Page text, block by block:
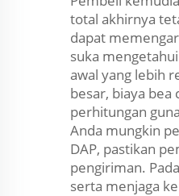
total akhirnya
dapat
suka
awal yang lebih
besar, biaya
perhitungan
Anda mungkin
DAP, pastikan
pengiriman.
serta menjaga